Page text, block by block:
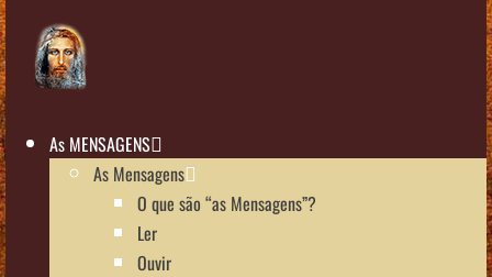
As MENSAGENS
As Mensagens
O que são “as Mensagens”?
Ler
Ouvir